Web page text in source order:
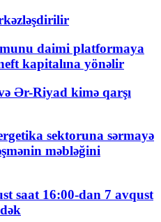
daimi platformaya
kapitalına yönəlir
Ər-Riyad kimə qarşı
sektoruna sərmayə
məbləğini
saat 16:00-dan 7 avqust